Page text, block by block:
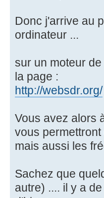
Donc j'arrive au
ordinateur ...
sur un moteur
la page :
http://websdr.org/
Vous avez alors
vous
mais aussi les
Sachez que
autre) .... il y a